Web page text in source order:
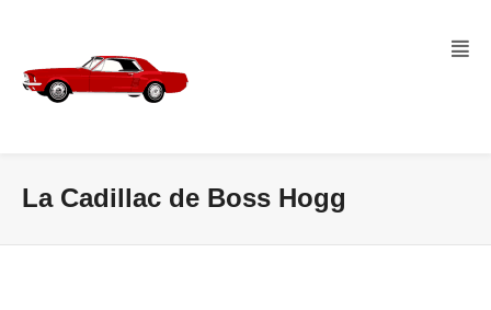
La Cadillac de Boss Hogg